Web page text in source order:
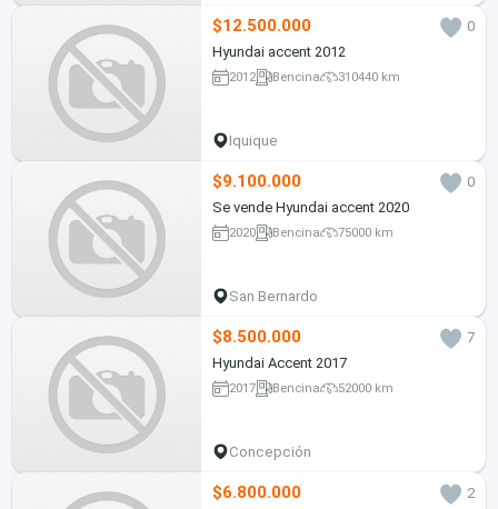
$12.500.000
0
Hyundai accent 2012
2012 Bencina 310440 km
Iquique
$9.100.000
0
Se vende Hyundai accent 2020
2020 Bencina 75000 km
San Bernardo
$8.500.000
7
Hyundai Accent 2017
2017 Bencina 52000 km
Concepción
$6.800.000
2